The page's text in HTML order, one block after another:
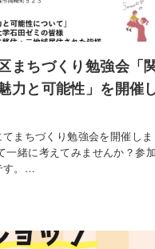
まちづくり勉強会「
力と可能性」を開催
まちづくり勉強会を開催しま
一緒に考えてみませんか？参加
す。…